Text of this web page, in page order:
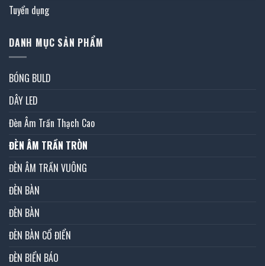
Tuyển dụng
DANH MỤC SẢN PHẨM
BÓNG BULD
DÂY LED
Đèn Âm Trần Thạch Cao
ĐÈN ÂM TRẦN TRÒN
ĐÈN ÂM TRẦN VUÔNG
ĐÈN BÀN
ĐÈN BÀN
ĐÈN BÀN CỔ ĐIỂN
ĐÈN BIỂN BÁO